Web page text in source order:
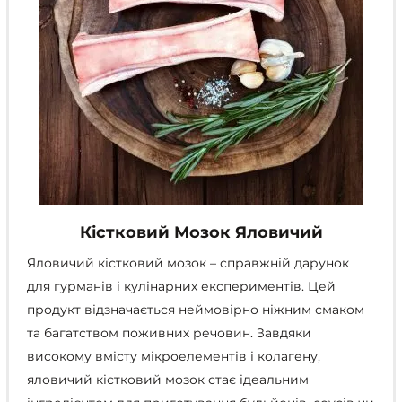
Кістковий Мозок Яловичий
Яловичий кістковий мозок – справжній дарунок
для гурманів і кулінарних експериментів. Цей
продукт відзначається неймовірно ніжним смаком
та багатством поживних речовин. Завдяки
високому вмісту мікроелементів і колагену,
яловичий кістковий мозок стає ідеальним